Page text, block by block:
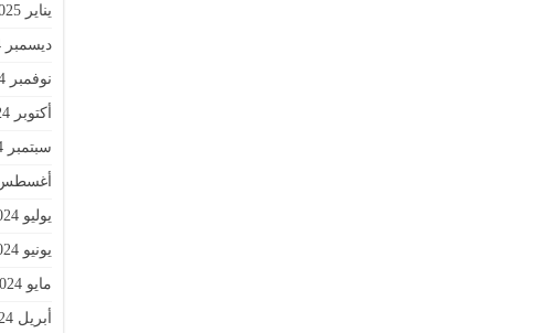
يناير 2025
ديسمبر 2024
نوفمبر 2024
أكتوبر 2024
سبتمبر 2024
أغسطس
يوليو 2024
يونيو 2024
مايو 2024
أبريل 2024